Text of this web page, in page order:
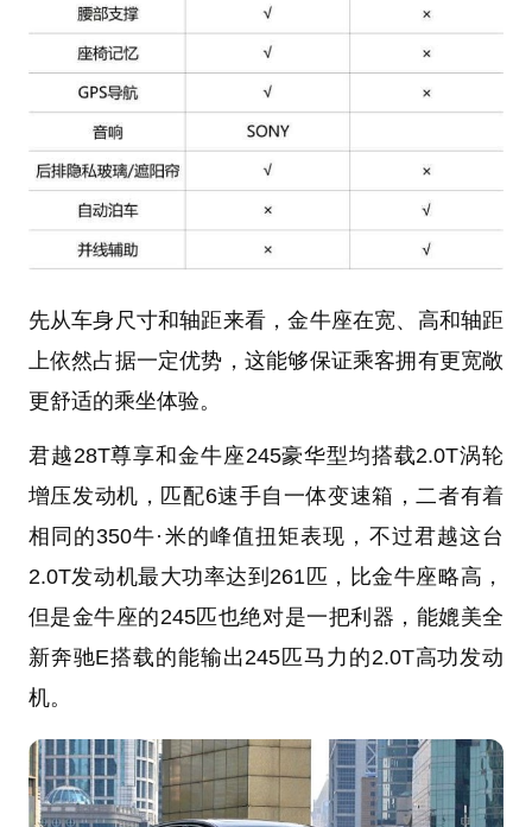
先从车身尺寸和轴距来看，金牛座在宽、高和轴距
上依然占据一定优势，这能够保证乘客拥有更宽敞
更舒适的乘坐体验。
君越28T尊享和金牛座245豪华型均搭载2.0T涡轮
增压发动机，匹配6速手自一体变速箱，二者有着
相同的350牛·米的峰值扭矩表现，不过君越这台
2.0T发动机最大功率达到261匹，比金牛座略高，
但是金牛座的245匹也绝对是一把利器，能媲美全
新奔驰E搭载的能输出245匹马力的2.0T高功发动
机。